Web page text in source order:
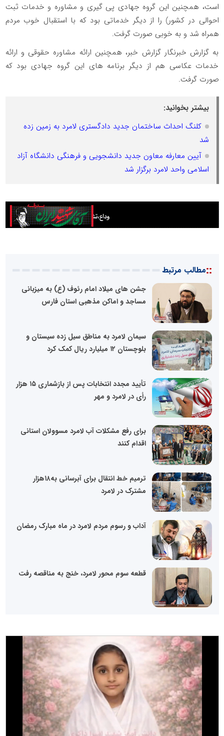
است، همچنین این گروه جهادی پی گیری و مشاوره و خدمات ثبت
احوالی در کشور) را از دیگر خدماتی بود که با استقبال خوب مردم
همراه شد و به خوبی صورت گرفت.
به گزارش خبرنگار گزارش خبر، همچنین ارائه مشاوره حقوقی و ارائه
خدمات عکاسی هم از دیگر برنامه های این گروه جهادی بود که
صورت گرفت.
بیشتر بخوانید:
کلنگ احداث ساختمان جدید دادگستری لامرد به زمین زده
شد
آیین معارفه معاون جدید دانشجویی و فرهنگی دانشگاه آزاد
اسلامی واحد لامرد برگزار شد
::مطالب مرتبط
جشن های میلاد امام رئوف (ع) به میزبانی
مساجد و اماکن مذهبی استان فارس
سیمان لامرد به مناطق سیل زده سیستان و
بلوچستان ۱۲ میلیارد ریال کمک کرد
تأیید مجدد انتخابات پس از بازشماری ۱۵ هزار
رأی در لامرد و مهر
برای رفع مشکلات آب لامرد مسوولان استانی
اقدام کنند
ترمیم خط انتقال برای آبرسانی به۱۸هزار
مشترک در لامرد
آداب و رسوم مردم لامرد در ماه مبارک رمضان
قطعه سوم محور لامرد، خنج به مناقصه رفت